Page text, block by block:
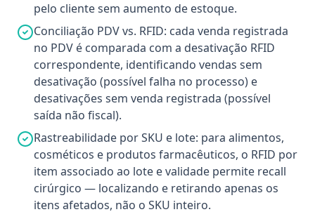
pelo cliente sem aumento de estoque.
Conciliação PDV vs. RFID: cada venda registrada
no PDV é comparada com a desativação RFID
correspondente, identificando vendas sem
desativação (possível falha no processo) e
desativações sem venda registrada (possível
saída não fiscal).
Rastreabilidade por SKU e lote: para alimentos,
cosméticos e produtos farmacêuticos, o RFID por
item associado ao lote e validade permite recall
cirúrgico — localizando e retirando apenas os
itens afetados, não o SKU inteiro.